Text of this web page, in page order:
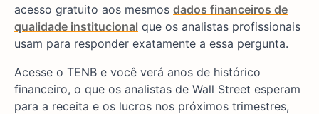
acesso gratuito aos mesmos dados financeiros de
qualidade institucional que os analistas profissionais
usam para responder exatamente a essa pergunta.
Acesse o TENB e você verá anos de histórico
financeiro, o que os analistas de Wall Street esperam
para a receita e os lucros nos próximos trimestres,